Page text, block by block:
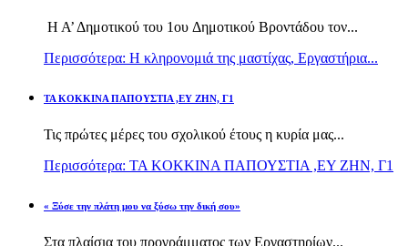
Η Α’ Δημοτικού του 1ου Δημοτικού Βροντάδου τον...
Περισσότερα: H κληρονομιά της μαστίχας, Εργαστήρια...
TA KOKKINA ΠΑΠΟΥΣΤΙΑ ,ΕΥ ΖΗΝ, Γ1
Τις πρώτες μέρες του σχολικού έτους η κυρία μας...
Περισσότερα: TA KOKKINA ΠΑΠΟΥΣΤΙΑ ,ΕΥ ΖΗΝ, Γ1
« Ξύσε την πλάτη μου να ξύσω την δική σου»
Στα πλαίσια του προγράμματος των Εργαστηρίων...